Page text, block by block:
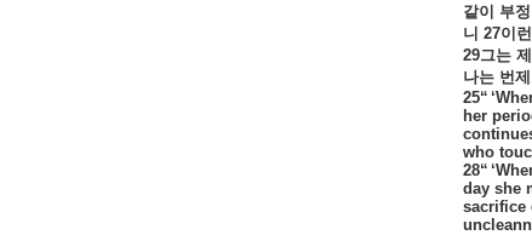
같이
부
니 27이런
29그는 제
나는 번
25“
her
who
28“
day she
sacrifice